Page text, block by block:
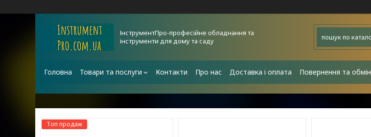
ІнструментПро-професійне обладнання та
інструменти для дому та саду
Головна Товари та послуги Контакти Про нас Доставка і оплата Повернення та обмін
Топ продаж